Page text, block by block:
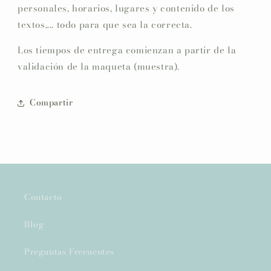
personales, horarios, lugares y contenido de los
textos,... todo para que sea la correcta.
Los tiempos de entrega comienzan a partir de la
validación de la maqueta (muestra).
Compartir
Contacto
Blog
Preguntas Frecuentes